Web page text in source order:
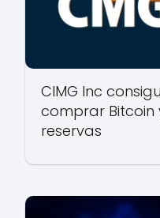
CIMG Inc
comprar
reservas